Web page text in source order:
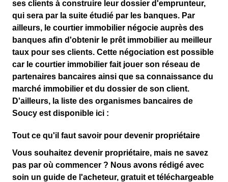
ses clients à construire leur dossier d'emprunteur,
qui sera par la suite étudié par les banques. Par
ailleurs, le courtier immobilier négocie auprès des
banques afin d'obtenir le prêt immobilier au meilleur
taux pour ses clients. Cette négociation est possible
car le courtier immobilier fait jouer son réseau de
partenaires bancaires ainsi que sa connaissance du
marché immobilier et du dossier de son client.
D'ailleurs, la liste des organismes bancaires de
Soucy est disponible ici :
Tout ce qu'il faut savoir pour devenir propriétaire
Vous souhaitez devenir propriétaire, mais ne savez
pas par où commencer ? Nous avons rédigé avec
soin un guide de l'acheteur, gratuit et téléchargeable